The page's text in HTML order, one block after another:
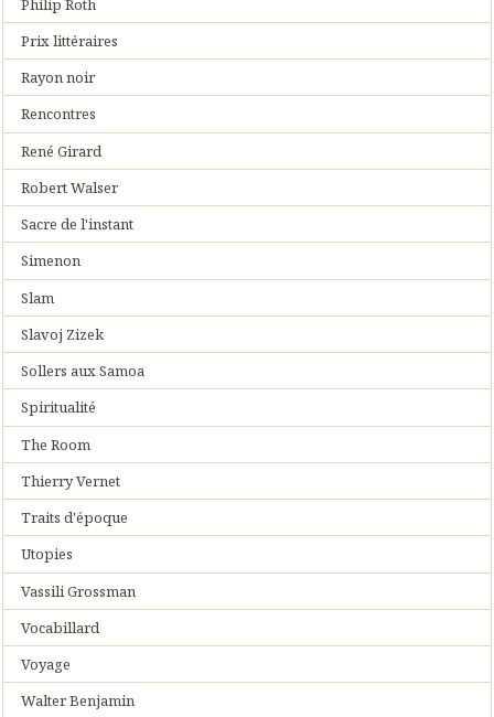
Philip Roth
Prix littéraires
Rayon noir
Rencontres
René Girard
Robert Walser
Sacre de l'instant
Simenon
Slam
Slavoj Zizek
Sollers aux Samoa
Spiritualité
The Room
Thierry Vernet
Traits d'époque
Utopies
Vassili Grossman
Vocabillard
Voyage
Walter Benjamin